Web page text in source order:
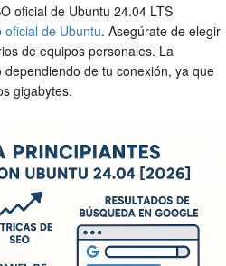
oficial de Ubuntu 24.04 LTS
oficial de Ubuntu. Asegúrate de elegir
de equipos personales. La
de tu conexión, ya que
gigabytes.